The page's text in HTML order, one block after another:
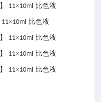
】 11×10ml 比色液
11×10ml 比色液
】 11×10ml 比色液
】 11×10ml 比色液
】 11×10ml 比色液